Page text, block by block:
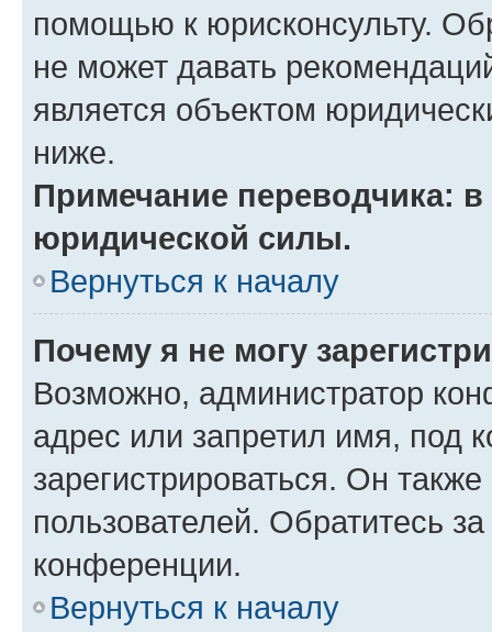
помощью к юрисконсульту.
не может давать
является объектом
ниже.
Примечание переводчика:
юридической силы.
Вернуться к началу
Почему я не могу
Возможно, администратор
адрес или запретил имя, под
зарегистрироваться. Он
пользователей. Обратитесь
конференции.
Вернуться к началу